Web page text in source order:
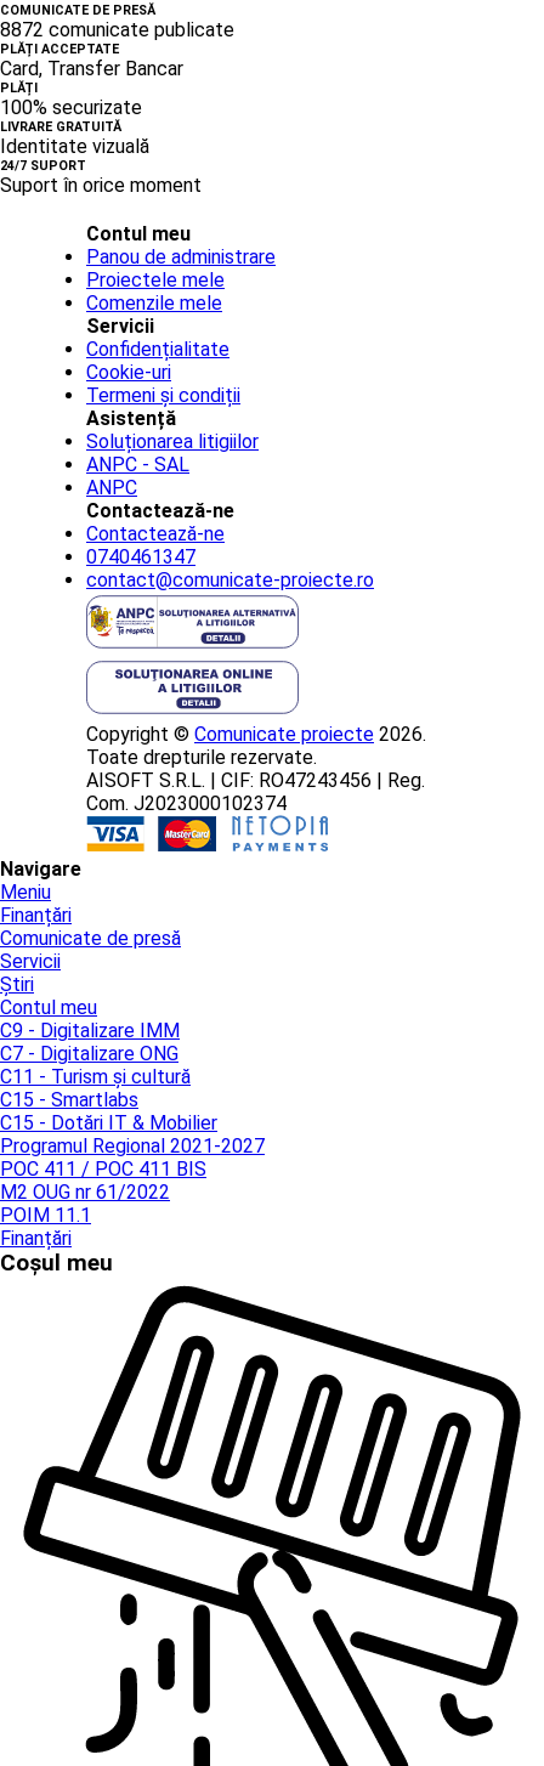
COMUNICATE DE PRESĂ
8872 comunicate publicate
PLĂȚI ACCEPTATE
Card, Transfer Bancar
PLĂȚI
100% securizate
LIVRARE GRATUITĂ
Identitate vizuală
24/7 SUPORT
Suport în orice moment
Contul meu
Panou de administrare
Proiectele mele
Comenzile mele
Servicii
Confidențialitate
Cookie-uri
Termeni și condiții
Asistență
Soluționarea litigiilor
ANPC - SAL
ANPC
Contactează-ne
Contactează-ne
0740461347
contact@comunicate-proiecte.ro
Copyright © Comunicate proiecte 2026.
Toate drepturile rezervate.
AISOFT S.R.L. | CIF: RO47243456 | Reg.
Com. J2023000102374
Navigare
Meniu
Finanțări
Comunicate de presă
Servicii
Știri
Contul meu
C9 - Digitalizare IMM
C7 - Digitalizare ONG
C11 - Turism și cultură
C15 - Smartlabs
C15 - Dotări IT & Mobilier
Programul Regional 2021-2027
POC 411 / POC 411 BIS
M2 OUG nr 61/2022
POIM 11.1
Finanțări
Coșul meu